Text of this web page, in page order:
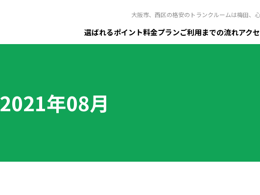
大阪市、西区の格安のトランクルームは梅田、
選ばれるポイント料金プランご利用までの流れアク
2021年08月